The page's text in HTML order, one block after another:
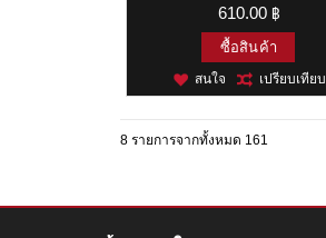
610.00 ฿
ซื้อสินค้า
สนใจ เปรียบเทียบ
8 รายการจากทั้งหมด 161